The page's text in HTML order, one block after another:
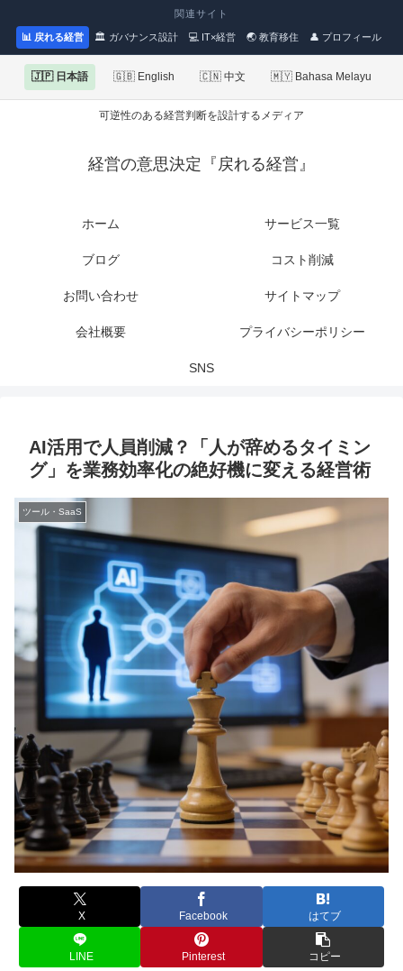
関連サイト
📊 戻れる経営 🏛 ガバナンス設計 💻 IT×経営 🌏 教育移住 👤 プロフィール
🇯🇵 日本語 🇬🇧 English 🇨🇳 中文 🇲🇾 Bahasa Melayu
可逆性のある経営判断を設計するメディア
経営の意思決定『戻れる経営』
ホーム サービス一覧
ブログ コスト削減
お問い合わせ サイトマップ
会社概要 プライバシーポリシー
SNS
AI活用で人員削減？「人が辞めるタイミン
グ」を業務効率化の絶好機に変える経営術
ツール・SaaS
X Facebook はてブ
LINE Pinterest コピー